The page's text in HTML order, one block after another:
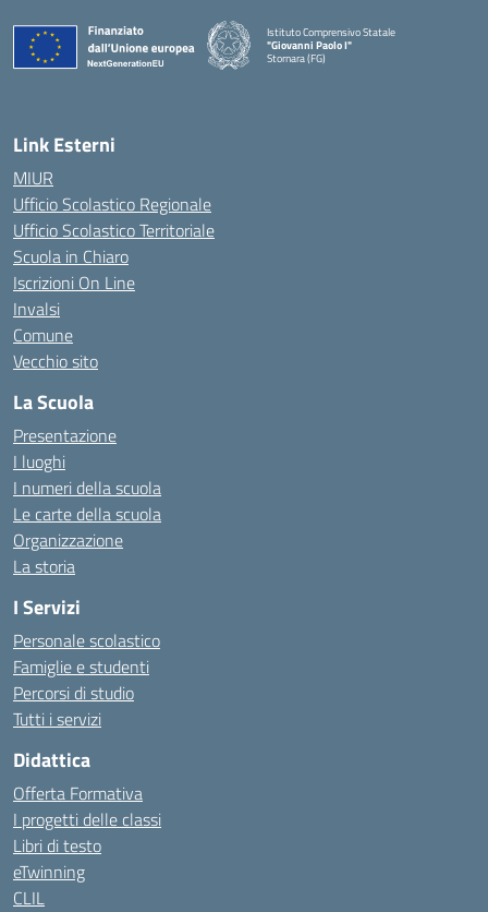
Istituto Comprensivo Statale
"Giovanni Paolo I"
Stornara (FG)
Link Esterni
MIUR
Ufficio Scolastico Regionale
Ufficio Scolastico Territoriale
Scuola in Chiaro
Iscrizioni On Line
Invalsi
Comune
Vecchio sito
La Scuola
Presentazione
I luoghi
I numeri della scuola
Le carte della scuola
Organizzazione
La storia
I Servizi
Personale scolastico
Famiglie e studenti
Percorsi di studio
Tutti i servizi
Didattica
Offerta Formativa
I progetti delle classi
Libri di testo
eTwinning
CLIL